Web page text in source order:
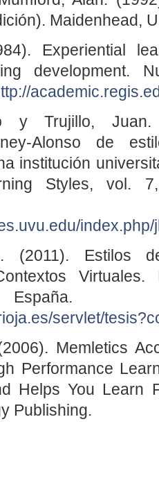
Maidenhead,
Experiential
development.
y Trujillo,
Alonso de
institución
Styles, vol.
(2011). Estilos
Virtuales.
servlet/
Memletics
Performance
Helps You Learn
Publishing.